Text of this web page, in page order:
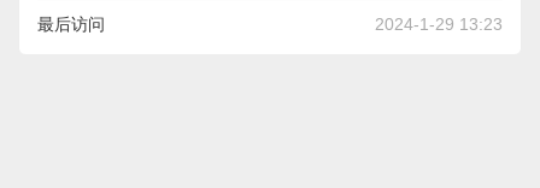
最后访问 2024-1-29 13:23